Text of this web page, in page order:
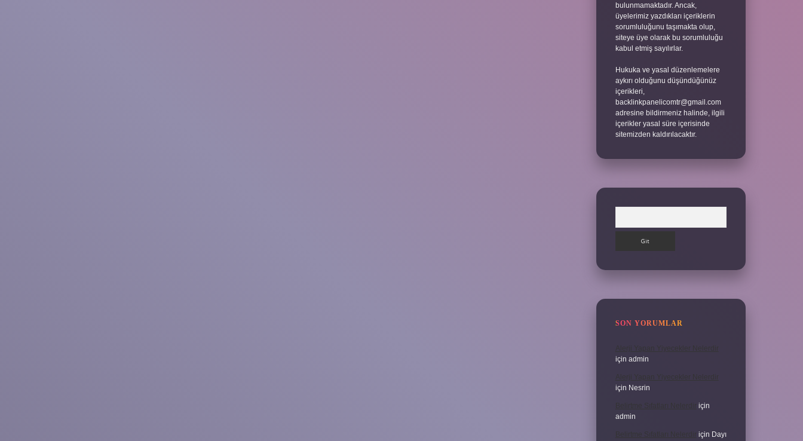
bulunmamaktadır. Ancak,
üyelerimiz yazdıkları içeriklerin
sorumluluğunu taşımakta olup,
siteye üye olarak bu sorumluluğu
kabul etmiş sayılırlar.
Hukuka ve yasal düzenlemelere
aykırı olduğunu düşündüğünüz
içerikleri,
backlinkpanelicomtr@gmail.com
adresine bildirmeniz halinde, ilgili
içerikler yasal süre içerisinde
sitemizden kaldırılacaktır.
SON YORUMLAR
Alerji Yapan Yiyecekler Nelerdir
için admin
Alerji Yapan Yiyecekler Nelerdir
için Nesrin
Belirtme Sıfatları Nelerdir için
admin
Belirtme Sıfatları Nelerdir için Dayı